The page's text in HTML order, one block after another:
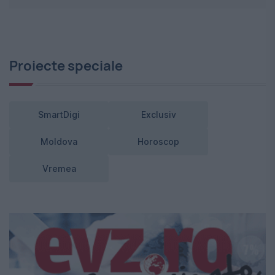
Proiecte speciale
SmartDigi Exclusiv
Moldova Horoscop
Vremea